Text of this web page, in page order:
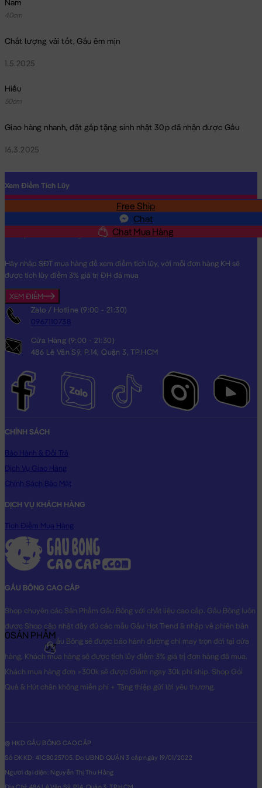
Nam
40cm
Chất lượng vải tốt, Gấu êm mịn
1.5.2025
Hiếu
50cm
Giao hàng nhanh, đặt gấp tặng sinh nhật 30p đã nhận được Gấu
16.3.2025
Free Ship
Chat
Chat Mua Hàng
Xem Điểm Tích Lũy
Hãy nhập SĐT mua hàng để xem điểm tích lũy, với mỗi đơn hàng KH sẽ
được tích lũy điểm 3% giá trị ĐH đã mua
XEM ĐIỂM
Zalo / Hotline (9:00 - 21:30)
0967110738
Cửa Hàng (9:00 - 21:30)
486 Lê Văn Sỹ, P.14, Quận 3, TP.HCM
CHÍNH SÁCH
Bảo Hành & Đổi Trả
Dịch Vụ Giao Hàng
Chính Sách Bảo Mật
DỊCH VỤ KHÁCH HÀNG
Tích Điểm Mua Hàng
GẤU BÔNG CAO CẤP
Shop chuyên các Sản Phẩm Gấu Bông với chất liệu cao cấp. Gấu Bông luôn
được Shop cập nhật đầy đủ các mẫu Gấu Hot Trend & nhập về phiên bản
Original nhất. Gấu Bông sẽ được bảo hành đường chỉ may trọn đời tại cửa
hàng, Khách mua hàng sẽ được tích lũy điểm 3% giá trị đơn hàng đã mua.
Khách mua hàng đơn >300k sẽ được Giảm ngay 30k phí ship. Shop Gói
Quà & Hút chân không miễn phí + Tặng thiệp gửi lời yêu thương.
@ HKD GẤU BÔNG CAO CẤP
Số ĐKKD: 41C8025705. Do UBND QUẬN 3 cấp ngày 19/01/2022
Người đại diện: Nguyễn Thị Thu Hằng
0SẢN PHẨM
0₫